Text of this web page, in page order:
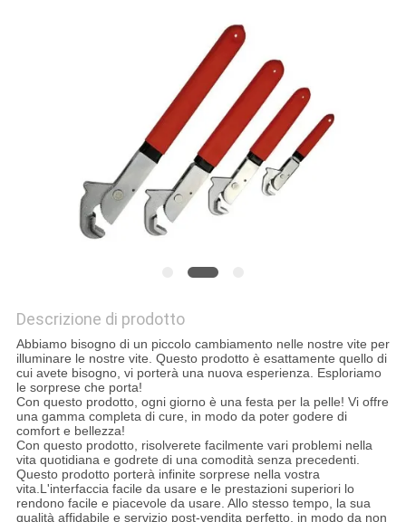
CHIEDI UN
PREVENTIVO
DEL
SITO
POLITICA
SULLA
PRIVACY
Descrizione di prodotto
Abbiamo bisogno di un piccolo cambiamento nelle nostre vite per
illuminare le nostre vite. Questo prodotto è esattamente quello di
cui avete bisogno, vi porterà una nuova esperienza. Esploriamo
le sorprese che porta!
Con questo prodotto, ogni giorno è una festa per la pelle! Vi offre
una gamma completa di cure, in modo da poter godere di
comfort e bellezza!
Con questo prodotto, risolverete facilmente vari problemi nella
vita quotidiana e godrete di una comodità senza precedenti.
Questo prodotto porterà infinite sorprese nella vostra
vita.L'interfaccia facile da usare e le prestazioni superiori lo
rendono facile e piacevole da usare. Allo stesso tempo, la sua
qualità affidabile e servizio post-vendita perfetto, in modo da non